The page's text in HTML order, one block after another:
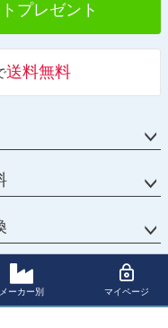
メーカー別 マイページ
プレゼント
送料無料